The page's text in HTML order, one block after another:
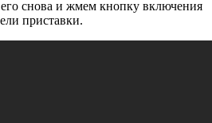
снова и жмем кнопку включения
приставки.